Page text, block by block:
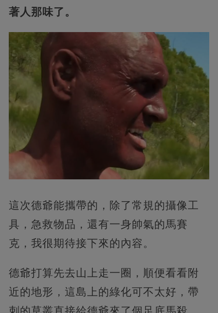
著人那味了。
這次德爺能攜帶的，除了常規的攝像工
具，急救物品，還有一身帥氣的馬賽
克，我很期待接下來的內容。
德爺打算先去山上走一圈，順便看看附
近的地形，這島上的綠化可不太好，帶